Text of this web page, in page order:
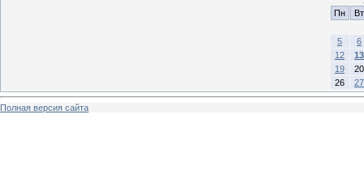
Пн
Вт
5
6
12
13
19
20
26
27
Полная версия сайта